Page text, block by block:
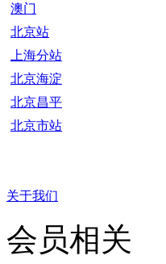
澳门
北京站
上海分站
北京海淀
北京昌平
北京市站
关于我们
会员相关